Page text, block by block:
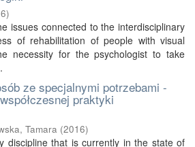
)
issues connected to the interdisciplinary
of rehabilitation of people with visual
necessity for the psychologist to take
ze specjalnymi potrzebami -
praktyki
Tamara (2016)
discipline that is currently in the state of